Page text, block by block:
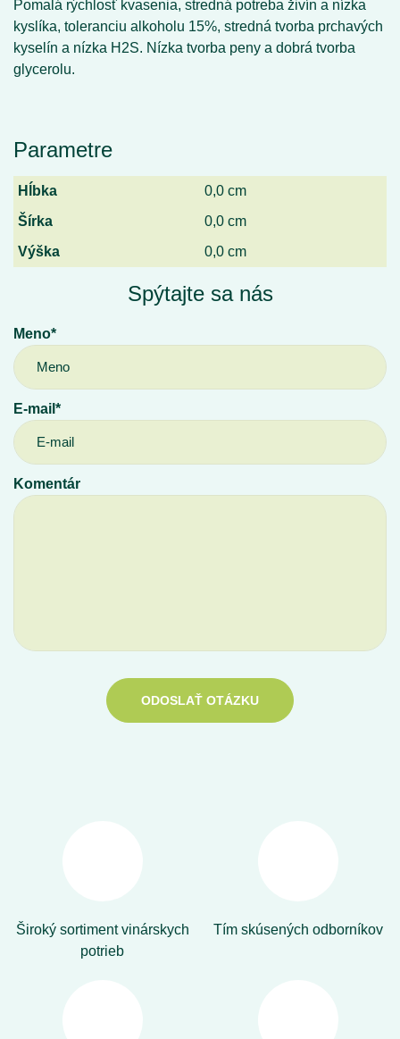
Pomalá rýchlosť kvasenia, stredná potreba živín a nízka
kyslíka, toleranciu alkoholu 15%, stredná tvorba prchavých
kyselín a nízka H2S. Nízka tvorba peny a dobrá tvorba
glycerolu.
Parametre
Hĺbka
0,0 cm
Šírka
0,0 cm
Výška
0,0 cm
Spýtajte sa nás
Meno*
E-mail*
Komentár
ODOSLAŤ OTÁZKU
Široký sortiment vinárskych
potrieb
Tím skúsených odborníkov